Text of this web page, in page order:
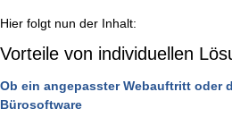
Hier folgt nun der Inhalt:
Vorteile von individuellen
Ob ein angepasster Webauftritt oder
Bürosoftware